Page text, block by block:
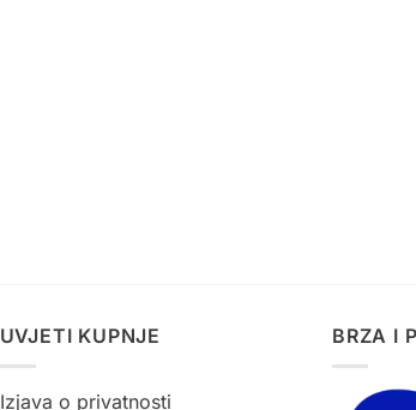
UVJETI KUPNJE
Izjava o privatnosti
BRZA I